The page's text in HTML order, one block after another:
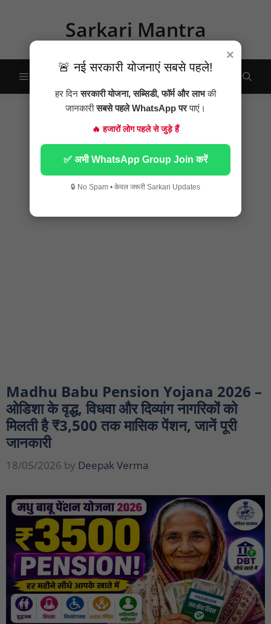
content
Sarkari Mantra
Menu
Madhu Babu Pension Yojana 2026 –
ओडिशा के वृद्ध, विधवा और दिव्यांग नागरिकों को
मिलती है ₹3,500 तक मासिक पेंशन, जानें पूरी
जानकारी
18/05/2026 by Deepak Verma
×
🚨 नई सरकारी योजनाएं सबसे पहले!
हर दिनसरकारी योजना, सब्सिडी, फॉर्म और लाभकी
जानकारीसबसे पहले WhatsApp परपाएं।
🔥 हजारों लोग पहले से जुड़े हैं
✅ अभी WhatsApp Group Join करें
🔒 No Spam • केवल जरूरी Sarkari Updates